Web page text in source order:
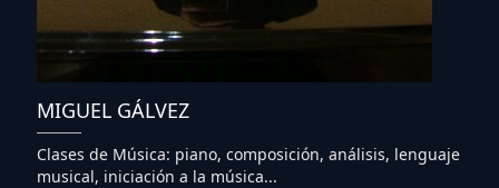
MIGUEL GÁLVEZ
Clases de Música: piano, composición, análisis, lenguaje
musical, iniciación a la música...